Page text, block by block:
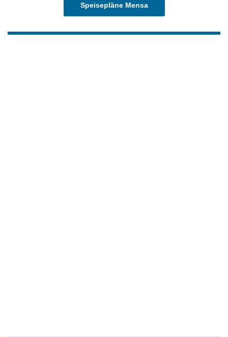
Speisepläne Mensa